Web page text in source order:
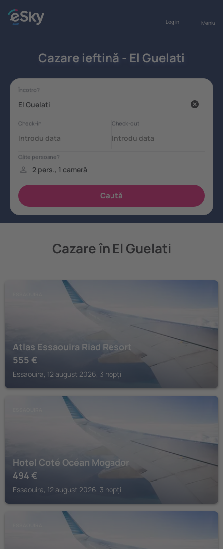
Meniu
Log in
Cazare ieftină - El Guelati
Cazare în El Guelati
Atlas Essaouira Riad Resort
555 €
Essaouira, 12 august 2026, 3 nopți
Hotel Coté Océan Mogador
494 €
Essaouira, 12 august 2026, 3 nopți